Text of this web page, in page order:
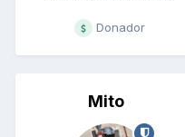
Donador
Mito